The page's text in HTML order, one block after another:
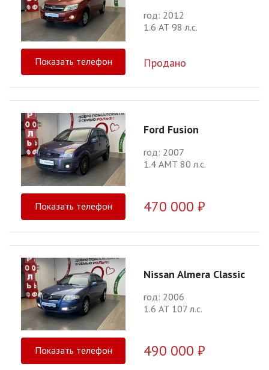
год: 2012
1.6 АТ 98 л.с.
Показать телефон Продано
Ford Fusion
год: 2007
1.4 АМТ 80 л.с.
Показать телефон 470 000 ₽
Nissan Almera Classic
год: 2006
1.6 АТ 107 л.с.
Показать телефон 490 000 ₽